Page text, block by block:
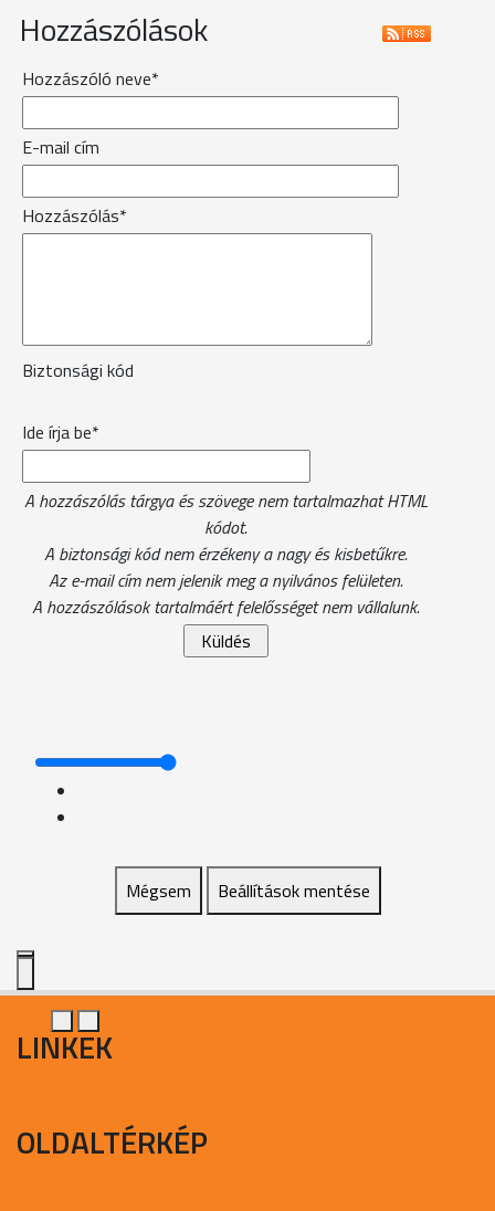
Hozzászólások
Hozzászóló neve*
E-mail cím
Hozzászólás*
Biztonsági kód
Ide írja be*
A hozzászólás tárgya és szövege nem tartalmazhat HTML
kódot.
A biztonsági kód nem érzékeny a nagy és kisbetűkre.
Az e-mail cím nem jelenik meg a nyilvános felületen.
A hozzászólások tartalmáért felelősséget nem vállalunk.
Mégsem Beállítások mentése
LINKEK
OLDALTÉRKÉP